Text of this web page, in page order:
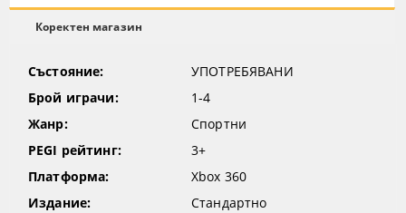
Коректен магазин
Състояние:
УПОТРЕБЯВАНИ
Брой играчи:
1-4
Жанр:
Спортни
PEGI рейтинг:
3+
Платформа:
Xbox 360
Издание:
Стандартно